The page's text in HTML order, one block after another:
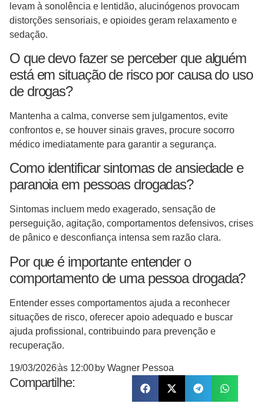
levam à sonolência e lentidão, alucinógenos provocam
distorções sensoriais, e opioides geram relaxamento e
sedação.
O que devo fazer se perceber que alguém
está em situação de risco por causa do uso
de drogas?
Mantenha a calma, converse sem julgamentos, evite
confrontos e, se houver sinais graves, procure socorro
médico imediatamente para garantir a segurança.
Como identificar sintomas de ansiedade e
paranoia em pessoas drogadas?
Sintomas incluem medo exagerado, sensação de
perseguição, agitação, comportamentos defensivos, crises
de pânico e desconfiança intensa sem razão clara.
Por que é importante entender o
comportamento de uma pessoa drogada?
Entender esses comportamentos ajuda a reconhecer
situações de risco, oferecer apoio adequado e buscar
ajuda profissional, contribuindo para prevenção e
recuperação.
19/03/2026às 12:00 by Wagner Pessoa
Compartilhe: